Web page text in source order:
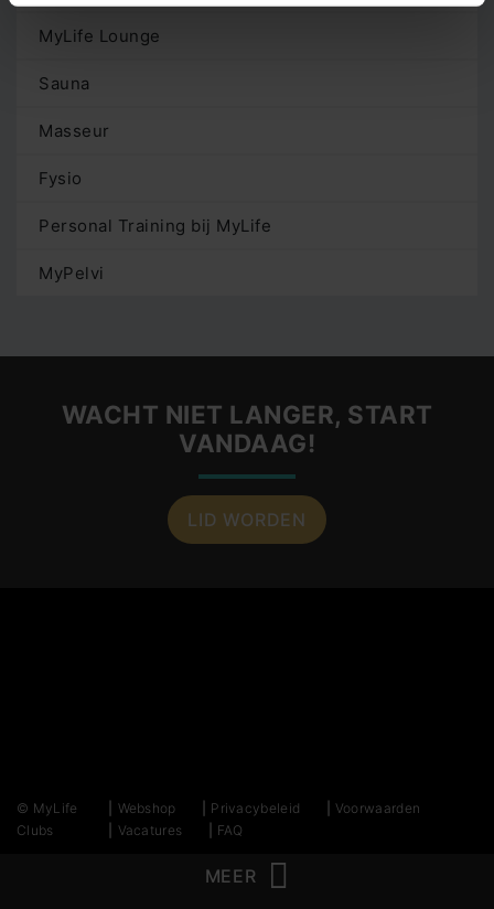
MyLife Lounge
Sauna
Masseur
Fysio
Personal Training bij MyLife
MyPelvi
WACHT NIET LANGER, START
VANDAAG!
LID WORDEN
© MyLife
Clubs
Webshop Privacybeleid
Voorwaarden
Vacatures
FAQ
MEER